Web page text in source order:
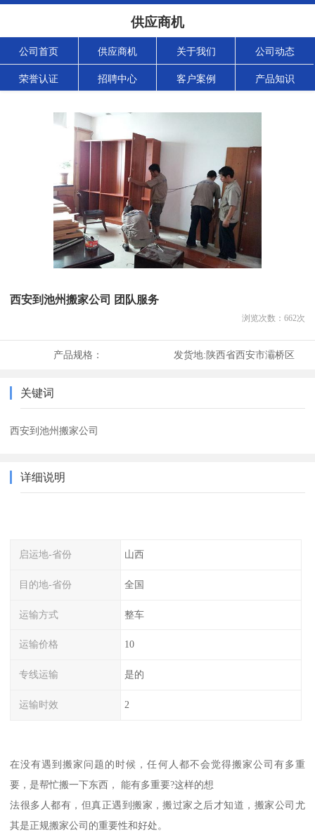
供应商机
公司首页 供应商机 关于我们 公司动态
荣誉认证 招聘中心 客户案例 产品知识
西安到池州搬家公司 团队服务
浏览次数： 662次
产品规格： 发货地:陕西省西安市灞桥区
关键词
西安到池州搬家公司
详细说明
启运地-省份 山西
目的地-省份 全国
运输方式 整车
运输价格 10
专线运输 是的
运输时效 2
在没有遇到搬家问题的时候，任何人都不会觉得搬家公司有多重
要，是帮忙搬一下东西， 能有多重要?这样的想
法很多人都有，但真正遇到搬家，搬过家之后才知道，搬家公司尤
其是正规搬家公司的重要性和好处。